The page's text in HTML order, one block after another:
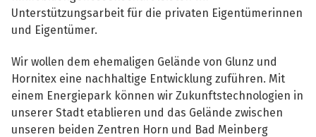
Unterstützungsarbeit für die privaten Eigentümerinnen
und Eigentümer.
Wir wollen dem ehemaligen Gelände von Glunz und
Hornitex eine nachhaltige Entwicklung zuführen. Mit
einem Energiepark können wir Zukunftstechnologien in
unserer Stadt etablieren und das Gelände zwischen
unseren beiden Zentren Horn und Bad Meinberg